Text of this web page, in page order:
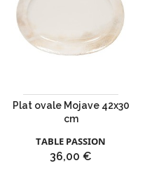
Plat ovale Mojave 42x30
cm
TABLE PASSION
Prix
36,00 €